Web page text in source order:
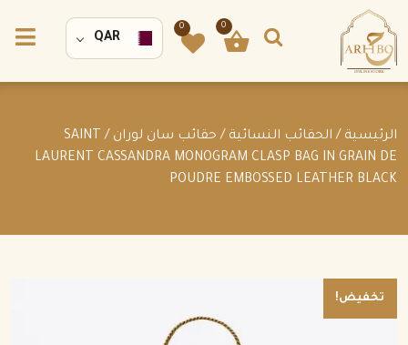
0
0
QAR
الرئيسية / الحقائب النسائية / حقائب سان لوران
/ SAINT
LAURENT CASSANDRA MONOGRAM CLASP BAG IN GRAIN DE
POUDRE EMBOSSED LEATHER BLACK
تخفيض!